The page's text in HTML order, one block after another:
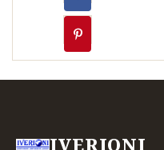
IVERIONI